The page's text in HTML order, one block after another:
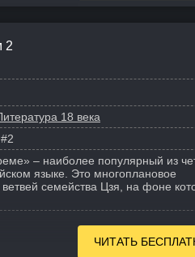
2
18 века
#2
– наиболее популярный из
языке. Это многоплановое
семейства Цзя, на фоне
ЧИТАТЬ